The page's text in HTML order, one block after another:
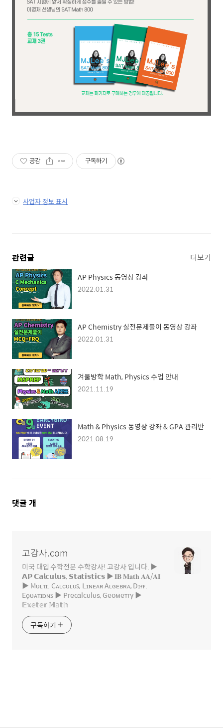
공감 구독하기
사업자 정보 표시
관련글 더보기
AP Physics 동영상 강좌
2022.01.31
AP Chemistry 실전문제풀이 동영상 강좌
2022.01.31
겨울방학 Math, Physics 수업 안내
2021.11.19
Math & Physics 동영상 강좌 & GPA 관리반
2021.08.19
댓
댓글 개
고강사.com
미국 대입 수학전문 수학강사! 고강사 입니다. ▶
𝗔𝗣 𝗖𝗮𝗹𝗰𝘂𝗹𝘂𝘀, 𝗦𝘁𝗮𝘁𝗶𝘀𝘁𝗶𝗰𝘀 ▶ 𝐈𝐁 𝐌𝐚𝐭𝐡 𝐀𝐀/𝐀𝐈
▶ Mᴜʟᴛɪ. Cᴀʟᴄᴜʟᴜꜱ, Lɪɴᴇᴀʀ Aʟɢᴇʙʀᴀ, Dɪғғ.
Eϙᴜᴀᴛɪᴏɴꜱ ▶ Precαlcυlυѕ, Geoмeтry ▶
𝔼𝕩𝕖𝕥𝕖𝕣 𝕄𝕒𝕥𝕙
구독하기